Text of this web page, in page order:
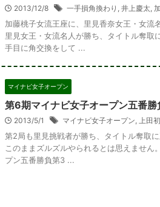
2013/12/8 一手損角換わり , 井上慶太,
加藤桃子女流王座に、里見香奈女王・女
里見女王・女流名人が勝ち、タイトル奪
手目に角交換をして ...
マイナビ女子オープン
第6期マイナビ女子オープン五番
2013/5/1 マイナビ女子オープン, 上田
第2局も里見挑戦者が勝ち、タイトル奪取
このままズルズルやられるとは思えませ
プン五番勝負第3 ...